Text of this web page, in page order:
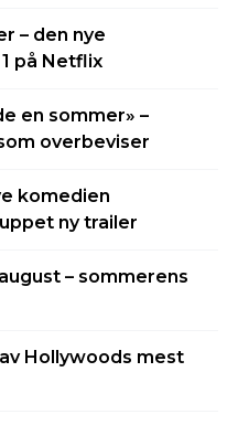
– den nye
på Netflix
en sommer» –
overbeviser
komedien
ny trailer
– sommerens
Hollywoods mest